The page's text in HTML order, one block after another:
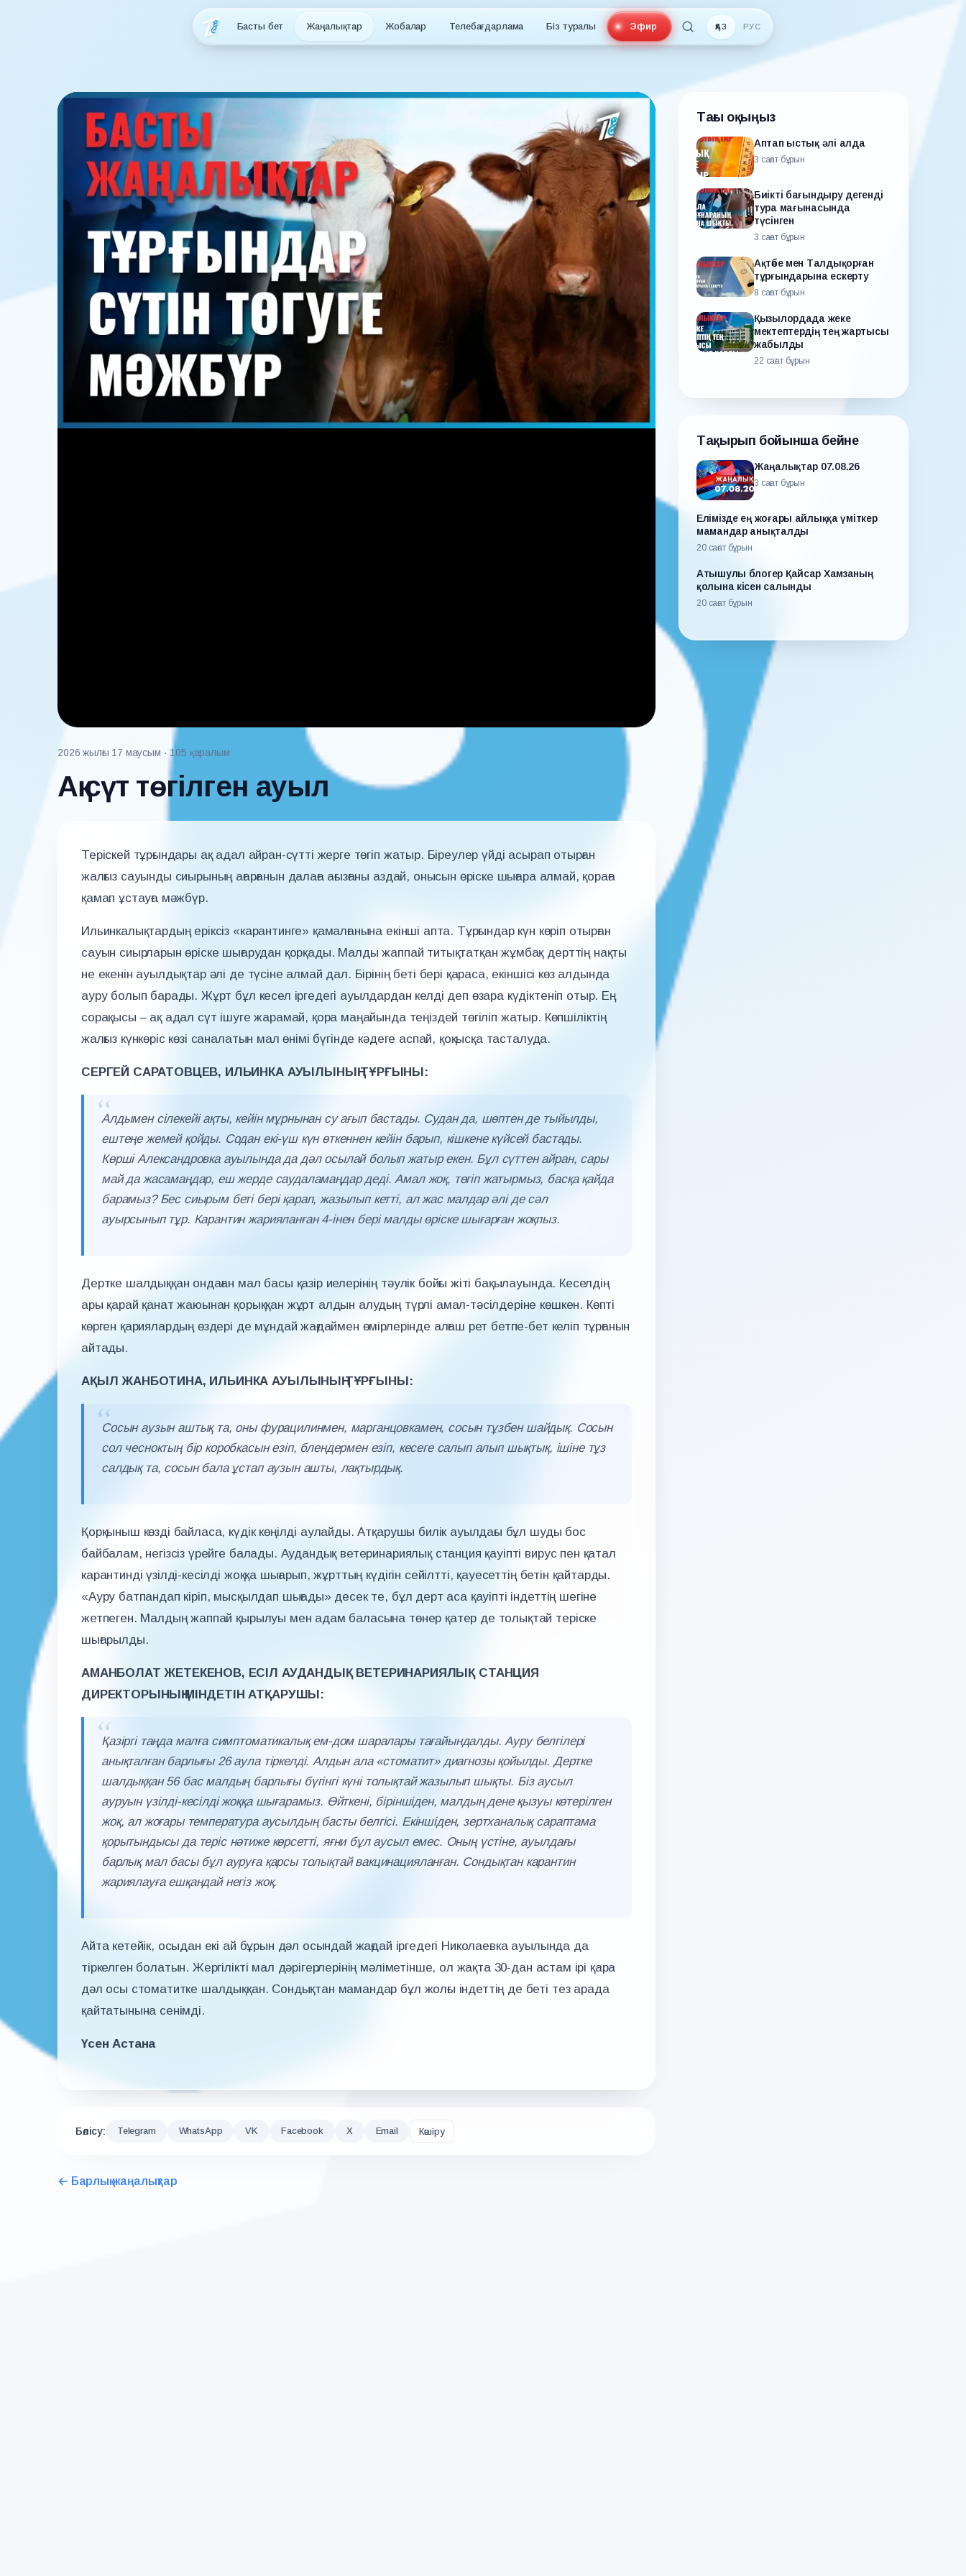
Басты бет Жаңалықтар Жобалар Телебағдарлама Біз туралы Эфир ҚАЗ РУС
2026 жылғы 17 маусым · 105 қаралым
Ақ сүт төгілген ауыл
Теріскей тұрғындары ақ адал айран-сүтті жерге төгіп жатыр. Біреулер үйді асырап отырған
жалғыз сауынды сиырының ағарғанын далаға ағызғаны аздай, онысын өріске шығара алмай, қораға
қамап ұстауға мәжбүр.
Ильинкалықтардың еріксіз «карантинге» қамалғанына екінші апта. Тұрғындар күн көріп отырған
сауын сиырларын өріске шығарудан қорқады. Малды жаппай титықтатқан жұмбақ дерттің нақты
не екенін ауылдықтар әлі де түсіне алмай дал. Бірінің беті бері қараса, екіншісі көз алдында
ауру болып барады. Жұрт бұл кесел іргедегі ауылдардан келді деп өзара күдіктеніп отыр. Ең
сорақысы – ақ адал сүт ішуге жарамай, қора маңайында теңіздей төгіліп жатыр. Көпшіліктің
жалғыз күнкөріс көзі саналатын мал өнімі бүгінде кәдеге аспай, қоқысқа тасталуда.
СЕРГЕЙ САРАТОВЦЕВ, ИЛЬИНКА АУЫЛЫНЫҢ ТҰРҒЫНЫ:
Алдымен сілекейі ақты, кейін мұрнынан су ағып бастады. Судан да, шөптен де тыйылды,
ештеңе жемей қойды. Содан екі-үш күн өткеннен кейін барып, кішкене күйсей бастады.
Көрші Александровка ауылында да дәл осылай болып жатыр екен. Бұл сүттен айран, сары
май да жасамаңдар, еш жерде саудаламаңдар деді. Амал жоқ, төгіп жатырмыз, басқа қайда
барамыз? Бес сиырым беті бері қарап, жазылып кетті, ал жас малдар әлі де сәл
ауырсынып тұр. Карантин жарияланған 4-інен бері малды өріске шығарған жоқпыз.
Дертке шалдыққан ондаған мал басы қазір иелерінің тәулік бойғы жіті бақылауында. Кеселдің
ары қарай қанат жаюынан қорыққан жұрт алдын алудың түрлі амал-тәсілдеріне көшкен. Көпті
көрген қариялардың өздері де мұндай жағдаймен өмірлерінде алғаш рет бетпе-бет келіп тұрғанын
айтады.
АҚЫЛ ЖАНБОТИНА, ИЛЬИНКА АУЫЛЫНЫҢ ТҰРҒЫНЫ:
Сосын аузын аштық та, оны фурацилинмен, марганцовкамен, сосын тұзбен шайдық. Сосын
сол чесноктың бір коробкасын езіп, блендермен езіп, кесеге салып алып шықтық, ішіне тұз
салдық та, сосын бала ұстап аузын ашты, лақтырдық.
Қорқыныш көзді байласа, күдік көңілді аулайды. Атқарушы билік ауылдағы бұл шуды бос
байбалам, негізсіз үрейге балады. Аудандық ветеринариялық станция қауіпті вирус пен қатал
карантинді үзілді-кесілді жоққа шығарып, жұрттың күдігін сейілтті, қауесеттің бетін қайтарды.
«Ауру батпандап кіріп, мысқылдап шығады» десек те, бұл дерт аса қауіпті індеттің шегіне
жетпеген. Малдың жаппай қырылуы мен адам баласына төнер қатер де толықтай теріске
шығарылды.
АМАНБОЛАТ ЖЕТЕКЕНОВ, ЕСІЛ АУДАНДЫҚ ВЕТЕРИНАРИЯЛЫҚ СТАНЦИЯ
ДИРЕКТОРЫНЫҢ МІНДЕТІН АТҚАРУШЫ:
Қазіргі таңда малға симптоматикалық ем-дом шаралары тағайындалды. Ауру белгілері
анықталған барлығы 26 аула тіркелді. Алдын ала «стоматит» диагнозы қойылды. Дертке
шалдыққан 56 бас малдың барлығы бүгінгі күні толықтай жазылып шықты. Біз аусыл
ауруын үзілді-кесілді жоққа шығарамыз. Өйткені, біріншіден, малдың дене қызуы көтерілген
жоқ, ал жоғары температура аусылдың басты белгісі. Екіншіден, зертханалық сараптама
қорытындысы да теріс нәтиже көрсетті, яғни бұл аусыл емес. Оның үстіне, ауылдағы
барлық мал басы бұл ауруға қарсы толықтай вакцинацияланған. Сондықтан карантин
жариялауға ешқандай негіз жоқ.
Айта кетейік, осыдан екі ай бұрын дәл осындай жағдай іргедегі Николаевка ауылында да
тіркелген болатын. Жергілікті мал дәрігерлерінің мәліметінше, ол жақта 30-дан астам ірі қара
дәл осы стоматитке шалдыққан. Сондықтан мамандар бұл жолғы індеттің де беті тез арада
қайтатынына сенімді.
Үсен Астана
Бөлісу: Telegram WhatsApp VK Facebook X Email Көшіру
← Барлық жаңалықтар
Тағы оқыңыз
Аптап ыстық әлі алда
3 сағат бұрын
Биікті бағындыру дегенді
тура мағынасында
түсінген
3 сағат бұрын
Ақтөбе мен Талдықорған
тұрғындарына ескерту
8 сағат бұрын
Қызылордада жеке
мектептердің тең жартысы
жабылды
22 сағат бұрын
Тақырып бойынша бейне
Жаңалықтар 07.08.26
3 сағат бұрын
Елімізде ең жоғары айлыққа үміткер
мамандар анықталды
20 сағат бұрын
Атышулы блогер Қайсар Хамзаның
қолына кісен салынды
20 сағат бұрын